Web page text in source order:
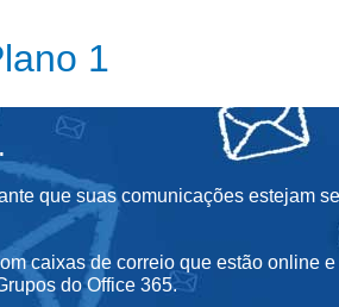
1
que suas comunicações estejam
caixas de correio que estão online
do Office 365.